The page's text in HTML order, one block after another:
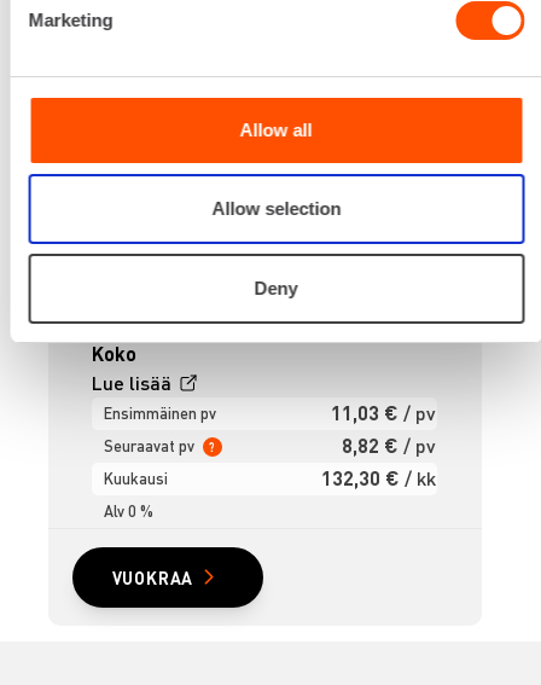
Marketing
Allow all
Allow selection
Deny
Koko
Lue lisää
Ensimmäinen pv 11,03 € / pv
Seuraavat pv ? 8,82 € / pv
Kuukausi 132,30 € / kk
Alv 0 %
VUOKRAA